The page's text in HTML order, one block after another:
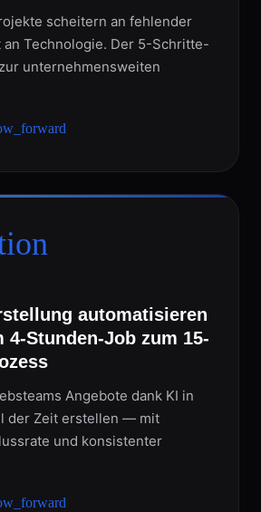
scheitern an fehlender
an Technologie. Der 5-Schritte-
unternehmensweiten
automatisieren
4-Stunden-Job zum 15-
Angebote dank KI in
der Zeit erstellen — mit
und konsistenter